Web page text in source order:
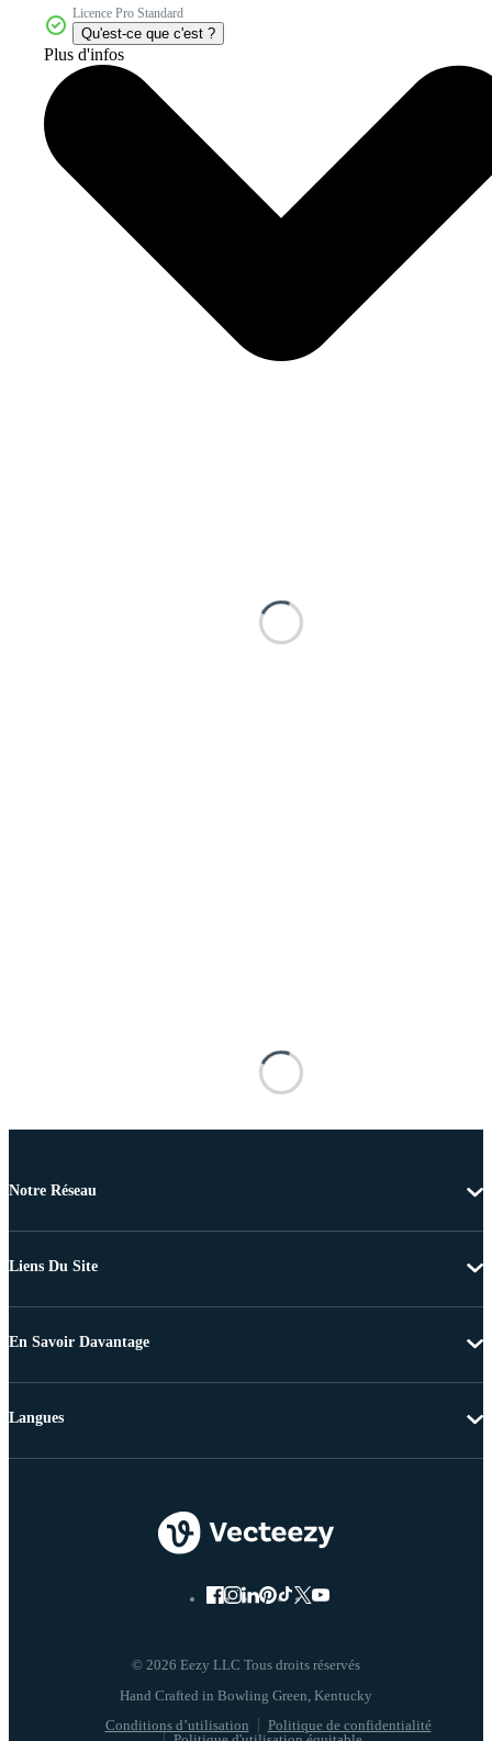
Licence Pro Standard
Qu'est-ce que c'est ?
Plus d'infos
Notre Réseau
Liens Du Site
En Savoir Davantage
© 2026 Eezy LLC Tous droits réservés
Conditions d’utilisation
Politique de confidentialité
Langues